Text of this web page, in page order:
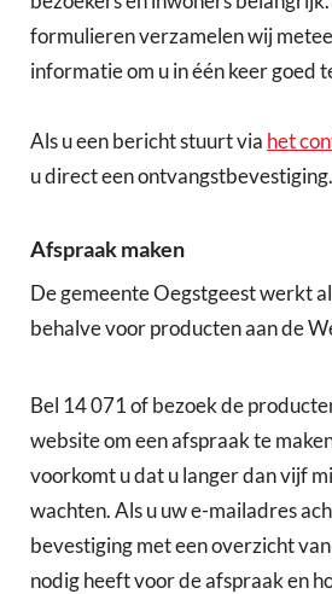
formulieren verzamelen wij
informatie om u in één keer goed
Als u een bericht stuurt via het
u direct een ontvangstbevestiging.
Afspraak maken
De gemeente Oegstgeest werkt
behalve voor producten aan de
Bel 14 071 of bezoek de
website om een afspraak te
voorkomt u dat u langer dan vijf
wachten. Als u uw e-mailadres
bevestiging met een overzicht
nodig heeft voor de afspraak en